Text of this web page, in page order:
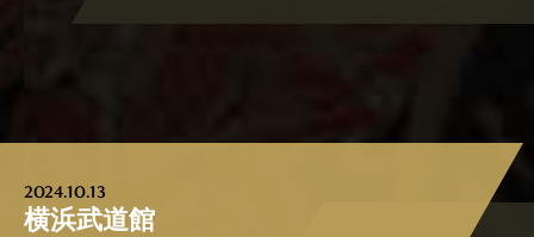
2024.10.13
横浜武道館